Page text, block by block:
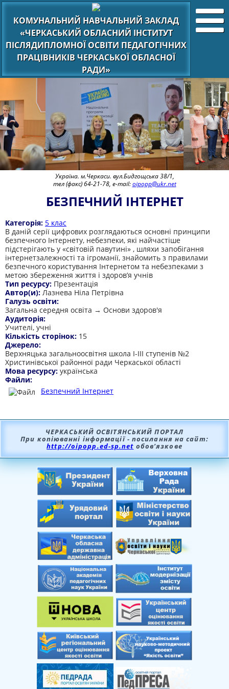
КОМУНАЛЬНИЙ НАВЧАЛЬНИЙ ЗАКЛАД
«ЧЕРКАСЬКИЙ ОБЛАСНИЙ ІНСТИТУТ
ПІСЛЯДИПЛОМНОЇ ОСВІТИ ПЕДАГОГІЧНИХ
ПРАЦІВНИКІВ ЧЕРКАСЬКОЇ ОБЛАСНОЇ
РАДИ»
Україна. м.Черкаси. вул.Бидгощська 38/1,
тел (факс) 64-21-78, e-mail:oipopp@ukr.net
БЕЗПЕЧНИЙ ІНТЕРНЕТ
Категорія: 5 клас
В даній серії цифрових розглядаються основні принципи
безпечного Інтернету, небезпеки, які найчастіше
підстерігають у «світовій павутині» , шляхи запобігання
інтернетзалежності та ігроманії, знайомить з правилами
безпечного користування Інтернетом та небезпеками з
метою збереження життя і здоров’я учнів
Тип ресурсу: Презентація
Автор(и): Лазнева Ніла Петрівна
Галузь освіти:
Загальна середня освіта → Основи здоров'я
Аудиторія:
Учителі, учні
Кількість сторінок: 15
Джерело:
Верхняцька загальноосвітня школа І-ІІІ ступенів №2
Христинівської районної ради Черкаської області
Мова ресурсу: українська
Файли:
Безпечний Інтернет
ЧЕРКАСЬКИЙ ОСВІТЯНСЬКИЙ ПОРТАЛ
При копіюванні інформації - посилання на сайт:
http://oipopp.ed-sp.net обов’язкове